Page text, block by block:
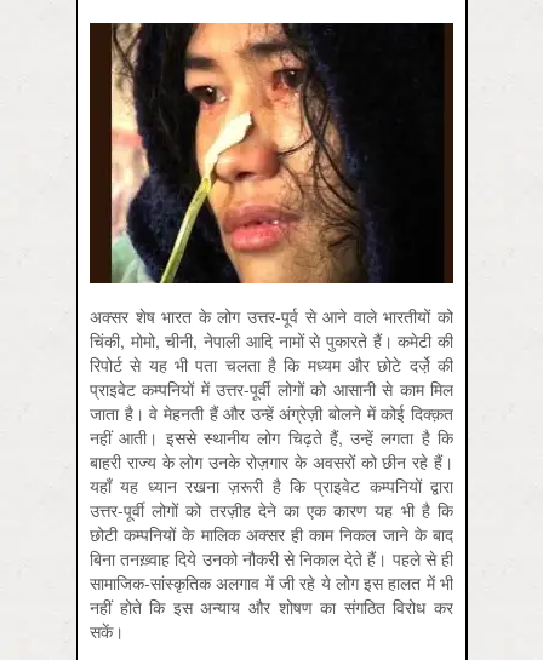
अक्सर शेष भारत के लोग उत्तर-पूर्व से आने वाले भारतीयों को
चिंकी, मोमो, चीनी, नेपाली आदि नामों से पुकारते हैं। कमेटी की
रिपोर्ट से यह भी पता चलता है कि मध्यम और छोटे दर्जे़ की
प्राइवेट कम्पनियों में उत्तर-पूर्वी लोगों को आसानी से काम मिल
जाता है। वे मेहनती हैं और उन्हें अंग्रेज़ी बोलने में कोई दिक्‍क़त
नहीं आती। इससे स्थानीय लोग चिढ़ते हैं, उन्हें लगता है कि
बाहरी राज्य के लोग उनके रोज़गार के अवसरों को छीन रहे हैं।
यहाँ यह ध्यान रखना ज़रूरी है कि प्राइवेट कम्पनियों द्वारा
उत्तर-पूर्वी लोगों को तरज़ीह देने का एक कारण यह भी है कि
छोटी कम्पनियों के मालिक अक्सर ही काम निकल जाने के बाद
बिना तनख़्वाह दिये उनको नौकरी से निकाल देते हैं। पहले से ही
सामाजिक-सांस्कृतिक अलगाव में जी रहे ये लोग इस हालत में भी
नहीं होते कि इस अन्याय और शोषण का संगठित विरोध कर
सकें।